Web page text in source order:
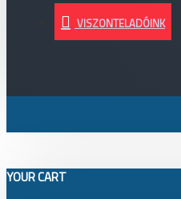
VISZONTELADÓINK
YOUR CART